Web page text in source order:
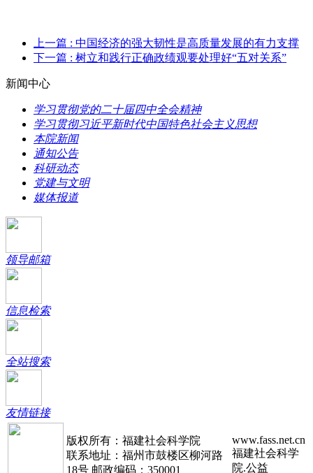
上一篇 : 中国经济的强大韧性是高质量发展的有力支撑
下一篇 : 树立和践行正确政绩观要处理好“五对关系”
新闻中心
学习贯彻党的二十届四中全会精神
学习贯彻习近平新时代中国特色社会主义思想
本院新闻
通知公告
科研动态
党建与文明
媒体报道
领导邮箱
信息检索
全站搜索
友情链接
版权所有：福建社会科学院
联系地址：福州市鼓楼区柳河路
18号 邮政编码：350001
www.fass.net.cn
福建社会科学
院.公益